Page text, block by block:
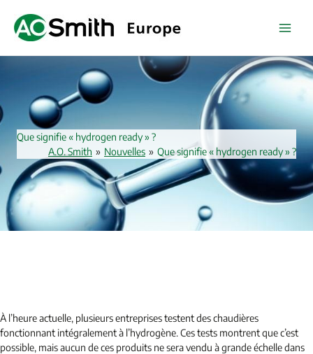
contenu
Que signifie « hydrogen ready » ?
A.O. Smith » Nouvelles » Que signifie « hydrogen ready » ?
À l’heure actuelle, plusieurs entreprises testent des chaudières
fonctionnant intégralement à l’hydrogène. Ces tests montrent que c’est
possible, mais aucun de ces produits ne sera vendu à grande échelle dans